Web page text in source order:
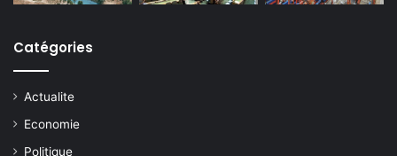
Catégories
Actualite
Economie
Politique